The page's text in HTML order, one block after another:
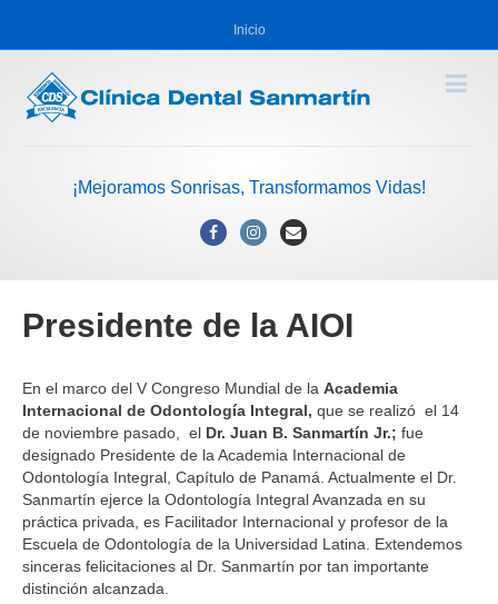
Inicio
¡Mejoramos Sonrisas, Transformamos Vidas!
FacebookInstagram
Email
Presidente de la AIOI
En el marco del V Congreso Mundial de la Academia
Internacional de Odontología Integral, que se realizó el 14
de noviembre pasado, el Dr. Juan B. Sanmartín Jr.; fue
designado Presidente de la Academia Internacional de
Odontología Integral, Capítulo de Panamá. Actualmente el Dr.
Sanmartín ejerce la Odontología Integral Avanzada en su
práctica privada, es Facilitador Internacional y profesor de la
Escuela de Odontología de la Universidad Latina. Extendemos
sinceras felicitaciones al Dr. Sanmartín por tan importante
distinción alcanzada.